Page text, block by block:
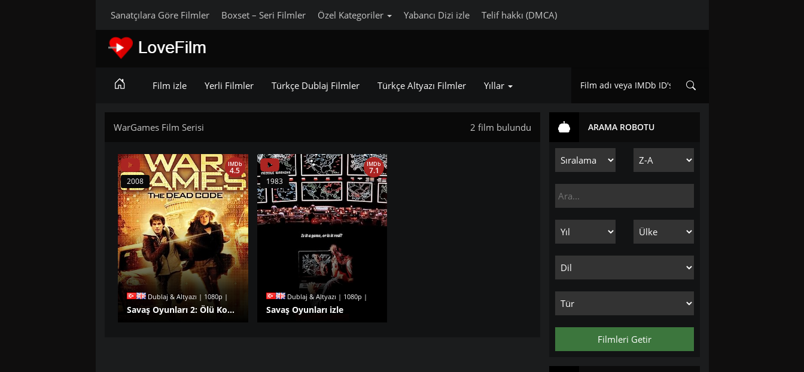
Sanatçılara Göre Filmler Boxset – Seri Filmler Özel Kategoriler Yabancı Dizi izle Telif hakkı (DMCA)
Film izle Yerli Filmler Türkçe Dublaj Filmler Türkçe Altyazı Filmler Yıllar
WarGames Film Serisi 2 film bulundu
Dublaj & Altyazı | 1080p |
Savaş Oyunları 2: Ölü Kod izle
IMDb
4.5
2008
Dublaj & Altyazı | 1080p |
Savaş Oyunları izle
IMDb
7.1
1983
ARAMA ROBOTU
Filmleri Getir